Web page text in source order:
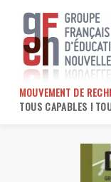
content
MOUVEMENT DE
TOUS CAPABLES !